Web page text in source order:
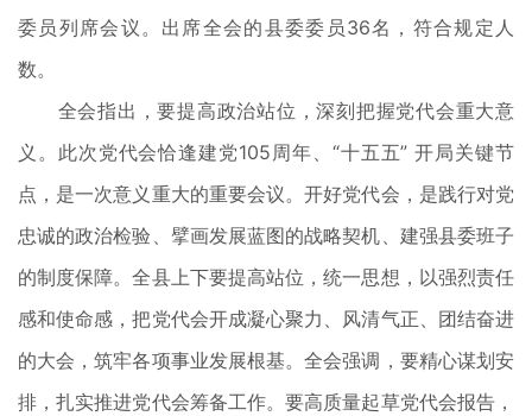
委员列席会议。出席全会的县委委员36名，符合规定人
数。
全会指出，要提高政治站位，深刻把握党代会重大意
义。此次党代会恰逢建党105周年、“十五五” 开局关键节
点，是一次意义重大的重要会议。开好党代会，是践行对党
忠诚的政治检验、擘画发展蓝图的战略契机、建强县委班子
的制度保障。全县上下要提高站位，统一思想，以强烈责任
感和使命感，把党代会开成凝心聚力、风清气正、团结奋进
的大会，筑牢各项事业发展根基。全会强调，要精心谋划安
排，扎实推进党代会筹备工作。要高质量起草党代会报告，